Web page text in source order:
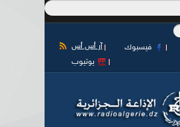
آر أس أس فيسبوك
يوتيوب